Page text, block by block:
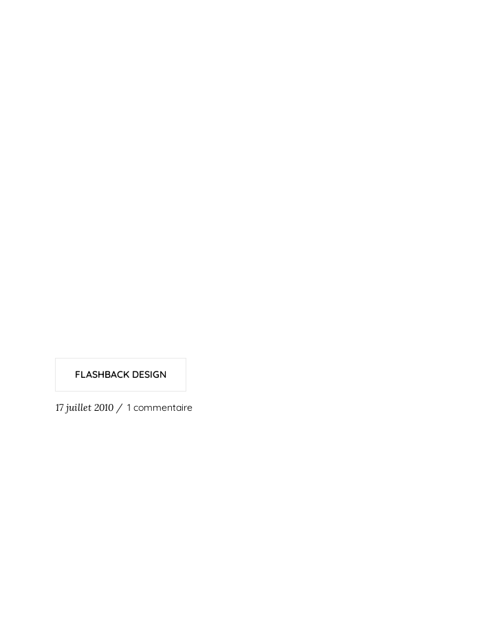
FLASHBACK DESIGN
17 juillet 2010 / 1 commentaire